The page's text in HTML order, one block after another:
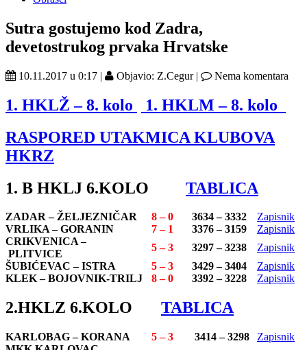
Sutra gostujemo kod Zadra,
devetostrukog prvaka Hrvatske
10.11.2017 u 0:17 | Objavio: Z.Cegur | Nema komentara
1. HKLŽ – 8. kolo
1. HKLM – 8. kolo
RASPORED UTAKMICA KLUBOVA
HKRZ
1. B HKLJ 6.KOLO TABLICA
ZADAR –ŽELJEZNIČAR 8 – 0 3634 – 3332
Zapisnik
VRLIKA – GORANIN
7 – 1 3376 – 3159
Zapisnik
CRIKVENICA –
PLITVICE
5 – 3 3297 – 3238
Zapisnik
ŠUBIĆEVAC –ISTRA 5 – 3 3429 – 3404
Zapisnik
KLEK – BOJOVNIK-TRILJ
8 – 0 3392 – 3228 Zapisnik
2.HKLZ 6.KOLO TABLICA
KARLOBAG –KORANA 5 – 3 3414 – 3298
Zapisnik